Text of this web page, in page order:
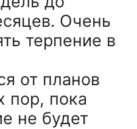
Очень
терпение в
от планов
пор, пока
не будет